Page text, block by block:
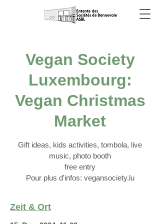
Vegan Society
Luxembourg:
Vegan Christmas
Market
Gift ideas, kids activities, tombola, live
music, photo booth
free entry
Pour plus d'infos: vegansociety.lu
Zeit & Ort